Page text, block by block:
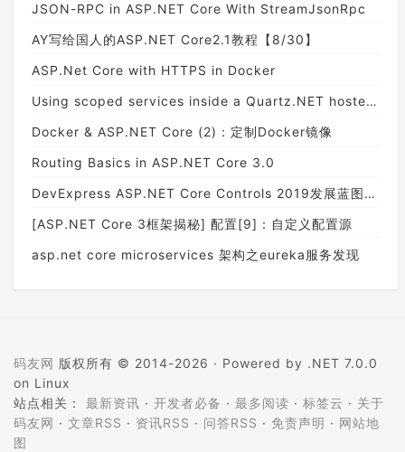
JSON-RPC in ASP.NET Core With StreamJsonRpc
AY写给国人的ASP.NET Core2.1教程【8/30】
ASP.Net Core with HTTPS in Docker
Using scoped services inside a Quartz.NET hosted service with ASP.NET Core
Docker & ASP.NET Core (2)：定制Docker镜像
Routing Basics in ASP.NET Core 3.0
DevExpress ASP.NET Core Controls 2019发展蓝图（No.2)
[ASP.NET Core 3框架揭秘] 配置[9]：自定义配置源
asp.net core microservices 架构之eureka服务发现
码友网 版权所有 © 2014-2026 · Powered by .NET 7.0.0
on Linux
站点相关： 最新资讯 · 开发者必备 · 最多阅读 · 标签云 · 关于
码友网 · 文章RSS · 资讯RSS · 问答RSS · 免责声明 · 网站地
图